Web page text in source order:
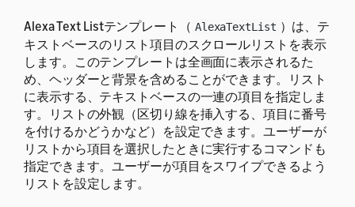
Alexa Text Listテンプレート（ AlexaTextList ）は、テ
キストベースのリスト項目のスクロールリストを表示
します。このテンプレートは全画面に表示されるた
め、ヘッダーと背景を含めることができます。リスト
に表示する、テキストベースの一連の項目を指定しま
す。リストの外観（区切り線を挿入する、項目に番号
を付けるかどうかなど）を設定できます。ユーザーが
リストから項目を選択したときに実行するコマンドも
指定できます。ユーザーが項目をスワイプできるよう
リストを設定します。